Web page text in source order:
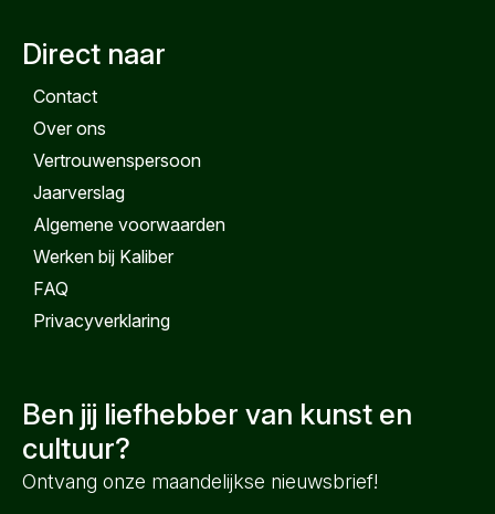
VERZENDEN
Direct naar
Contact
Over ons
Vertrouwenspersoon
Jaarverslag
Algemene voorwaarden
Werken bij Kaliber
FAQ
Privacyverklaring
Ben jij liefhebber van kunst en
cultuur?
Ontvang onze maandelijkse nieuwsbrief!